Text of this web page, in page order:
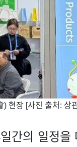
현장 [사진 출처: 상
간의 일정을